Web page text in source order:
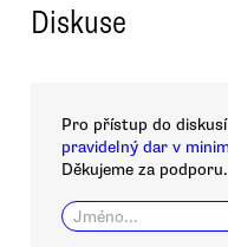
Diskuse
Pro přístup do
pravidelný dar v
Děkujeme za podporu.